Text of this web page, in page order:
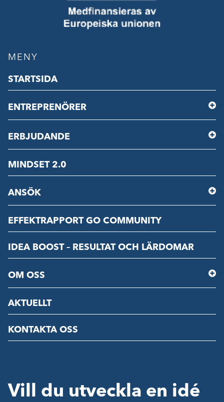
MENY
STARTSIDA
ENTREPRENÖRER
ERBJUDANDE
MINDSET 2.0
ANSÖK
EFFEKTRAPPORT GO COMMUNITY
IDEA BOOST – RESULTAT OCH LÄRDOMAR
OM OSS
AKTUELLT
KONTAKTA OSS
Vill du utveckla en idé